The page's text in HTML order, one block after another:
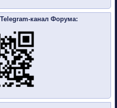
канал Форума: